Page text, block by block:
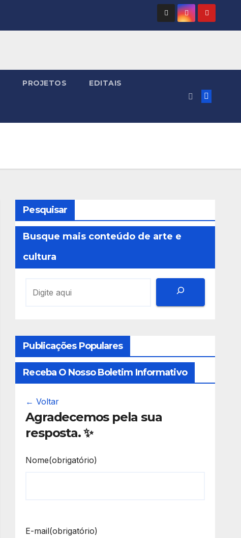
PROJETOS EDITAIS
Pesquisar
Busque mais conteúdo de arte e
cultura
Publicações Populares
Receba O Nosso Boletim Informativo
← Voltar
Agradecemos pela sua
resposta. ✨
Nome(obrigatório)
E-mail(obrigatório)